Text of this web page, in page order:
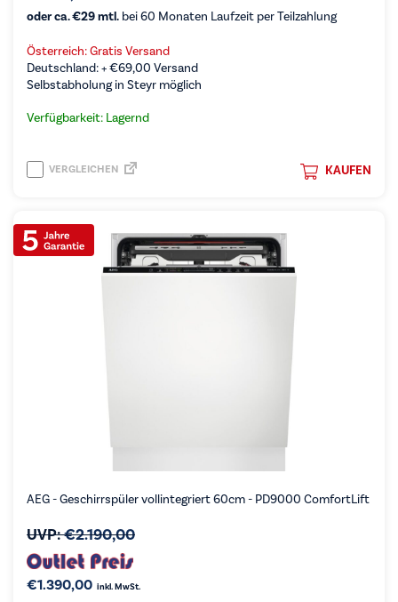
oder ca. €29 mtl. bei 60 Monaten Laufzeit per Teilzahlung
Österreich: Gratis Versand
Deutschland: +€69,00 Versand
Selbstabholung in Steyr möglich
Verfügbarkeit: Lagernd
KAUFEN
VERGLEICHEN
AEG - Geschirrspüler vollintegriert 60cm - PD9000 ComfortLift
UVP:€2.190,00
€1.390,00 inkl. MwSt.